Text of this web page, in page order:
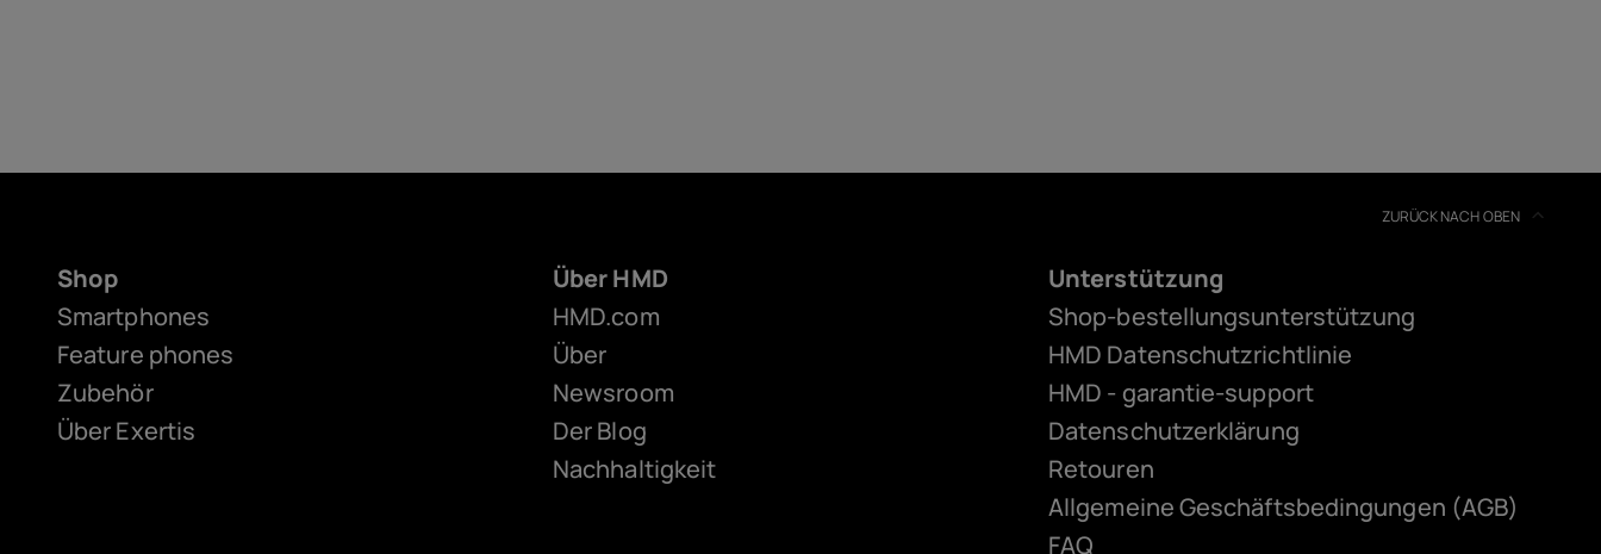
ZURÜCK NACH OBEN
Shop
Smartphones
Feature phones
Zubehör
Über Exertis
Über HMD
HMD.com
Über
Newsroom
Der Blog
Nachhaltigkeit
Unterstützung
Shop-bestellungsunterstützung
HMD Datenschutzrichtlinie
HMD - garantie-support
Datenschutzerklärung
Retouren
Allgemeine Geschäftsbedingungen (AGB)
FAQ